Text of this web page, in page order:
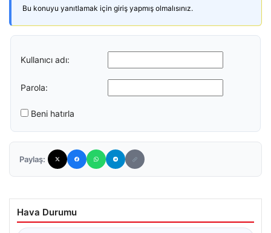
Bu konuyu yanıtlamak için giriş yapmış olmalısınız.
Kullanıcı adı:
Parola:
Beni hatırla
Paylaş:
Hava Durumu